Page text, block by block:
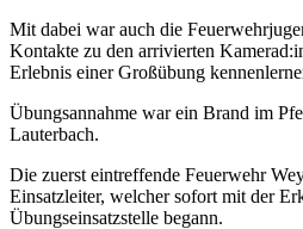
Mit dabei war auch die
Kontakte zu den arrivierten
Erlebnis einer Großübung
Übungsannahme war ein Brand im
Lauterbach.
Die zuerst eintreffende Feuerwehr
Einsatzleiter, welcher sofort mit der
Übungseinsatzstelle begann.